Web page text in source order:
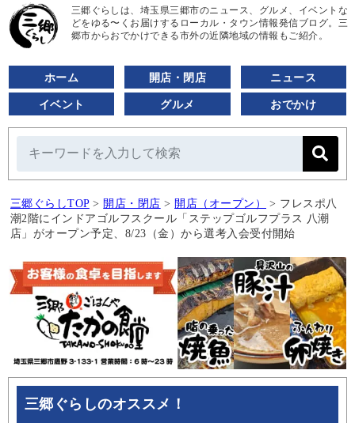
三郷ぐらしは、埼玉県三郷市のニュース、グルメ、イベントな
どをゆる〜くお届けするローカル・タウン情報発信ブログ。三
郷市からおでかけできる市外の近隣地域の情報もご紹介。
ホーム 開店・閉店 ニュース
イベント グルメ おでかけ
三郷ぐらしTOP > 開店・閉店 > 開店（オープン） > フレスポ八
潮2階にインドアゴルフスクール「ステップゴルフプラス 八潮
店」がオープン予定、8/23（金）から選考入会受付開始
三郷ぐらしのオススメ！